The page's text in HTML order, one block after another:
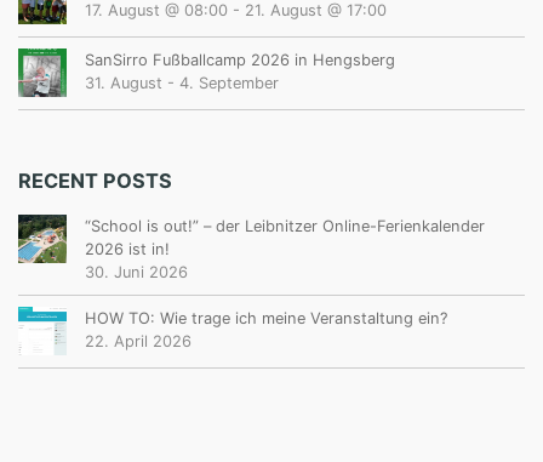
17. August @ 08:00 - 21. August @ 17:00
SanSirro Fußballcamp 2026 in Hengsberg
31. August - 4. September
RECENT POSTS
“School is out!” – der Leibnitzer Online-Ferienkalender
2026 ist in!
30. Juni 2026
HOW TO: Wie trage ich meine Veranstaltung ein?
22. April 2026